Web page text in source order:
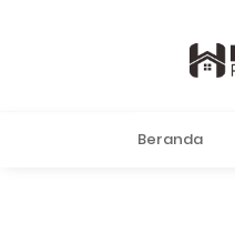
Beranda